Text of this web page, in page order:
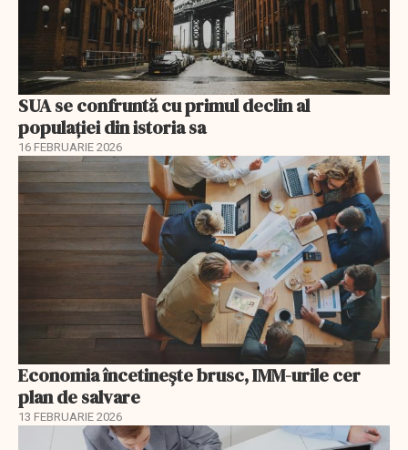
SUA se confruntă cu primul declin al
populației din istoria sa
16 FEBRUARIE 2026
Economia încetinește brusc, IMM-urile cer
plan de salvare
13 FEBRUARIE 2026